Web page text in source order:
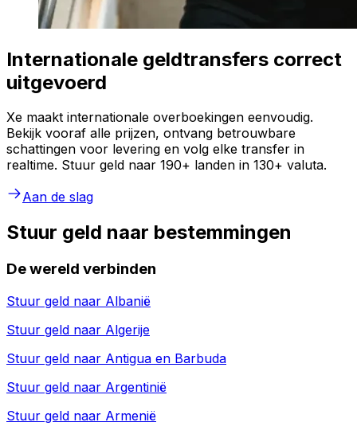
Internationale geldtransfers correct
uitgevoerd
Xe maakt internationale overboekingen eenvoudig.
Bekijk vooraf alle prijzen, ontvang betrouwbare
schattingen voor levering en volg elke transfer in
realtime. Stuur geld naar 190+ landen in 130+ valuta.
Aan de slag
Stuur geld naar bestemmingen
De wereld verbinden
Stuur geld naar Albanië
Stuur geld naar Algerije
Stuur geld naar Antigua en Barbuda
Stuur geld naar Argentinië
Stuur geld naar Armenië